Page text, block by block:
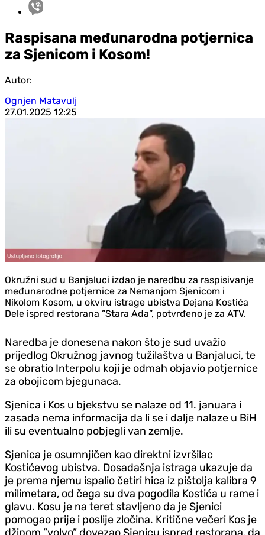
Raspisana međunarodna potjernica
za Sjenicom i Kosom!
Autor:
Ognjen Matavulj
27.01.2025 12:25
Okružni sud u Banjaluci izdao je naredbu za raspisivanje
međunarodne potjernice za Nemanjom Sjenicom i
Nikolom Kosom, u okviru istrage ubistva Dejana Kostića
Dele ispred restorana ”Stara Ada”, potvrđeno je za ATV.
Naredba je donesena nakon što je sud uvažio
prijedlog Okružnog javnog tužilaštva u Banjaluci, te
se obratio Interpolu koji je odmah objavio potjernice
za obojicom bjegunaca.
Sjenica i Kos u bjekstvu se nalaze od 11. januara i
zasada nema informacija da li se i dalje nalaze u BiH
ili su eventualno pobjegli van zemlje.
Sjenica je osumnjičen kao direktni izvršilac
Kostićevog ubistva. Dosadašnja istraga ukazuje da
je prema njemu ispalio četiri hica iz pištolja kalibra 9
milimetara, od čega su dva pogodila Kostića u rame i
glavu. Kosu je na teret stavljeno da je Sjenici
pomogao prije i poslije zločina. Kritične večeri Kos je